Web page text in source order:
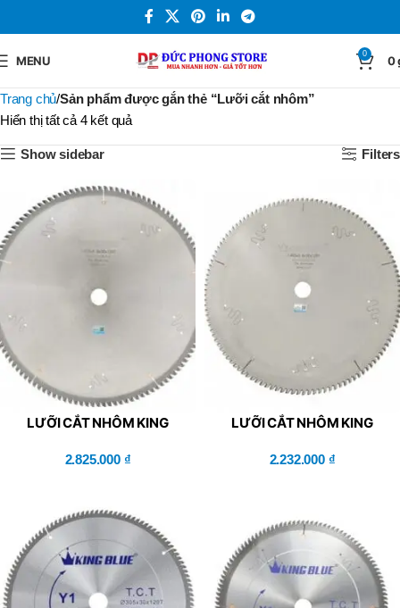
MENU 0 0
Trang chủ Sản phẩm được gắn thẻ “Lưỡi cắt nhôm”
Hiển thị tất cả 4 kết quả
Show sidebar Filters
LƯỠI CẮT NHÔM KING
2.825.000 ₫
LƯỠI CẮT NHÔM KING
2.232.000 ₫